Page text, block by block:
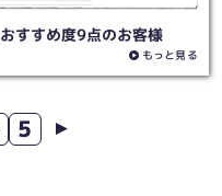
おすすめ度9点のお客様
もっと見る
5